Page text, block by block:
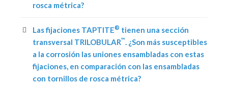
rosca métrica?
Las fijaciones TAPTITE® tienen una sección
transversal TRILOBULAR™. ¿Son más susceptibles
a la corrosión las uniones ensambladas con estas
fijaciones, en comparación con las ensambladas
con tornillos de rosca métrica?